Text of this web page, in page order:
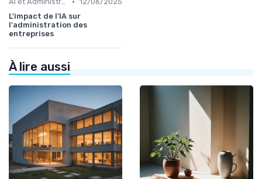
L'impact de l'IA sur
l'administration des
entreprises
À lire aussi